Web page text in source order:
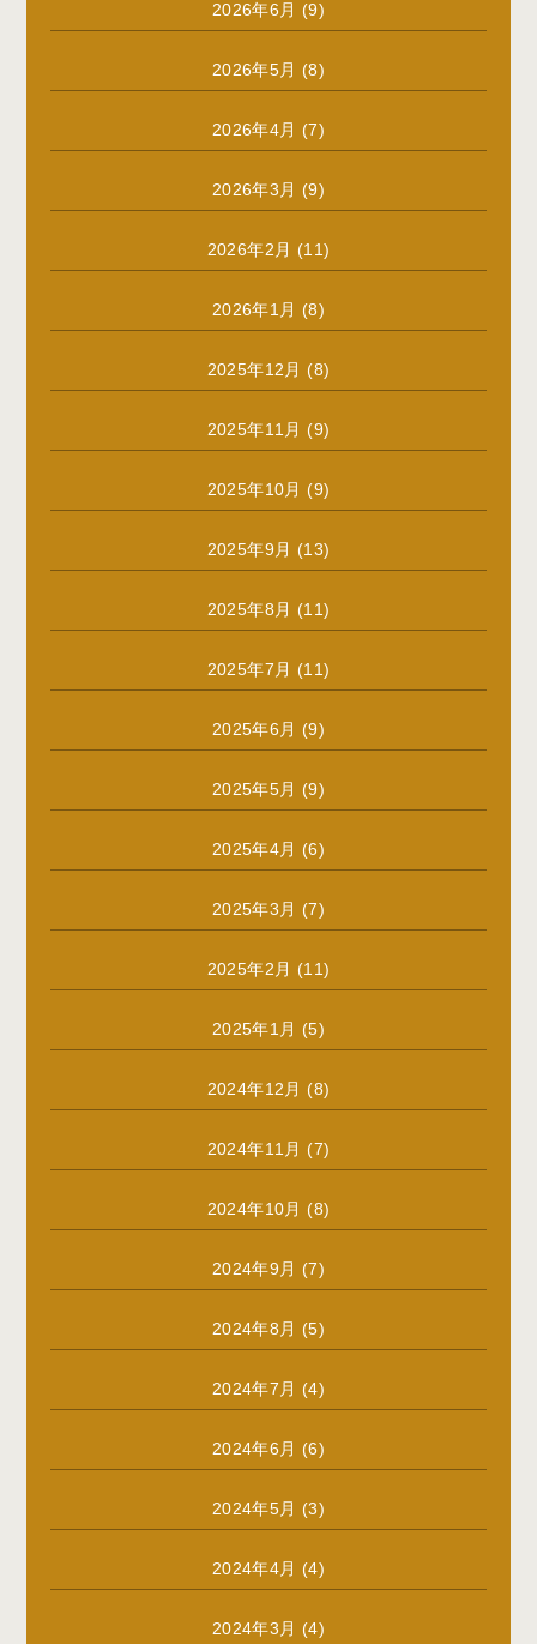
2026年6月 (9)
2026年5月 (8)
2026年4月 (7)
2026年3月 (9)
2026年2月 (11)
2026年1月 (8)
2025年12月 (8)
2025年11月 (9)
2025年10月 (9)
2025年9月 (13)
2025年8月 (11)
2025年7月 (11)
2025年6月 (9)
2025年5月 (9)
2025年4月 (6)
2025年3月 (7)
2025年2月 (11)
2025年1月 (5)
2024年12月 (8)
2024年11月 (7)
2024年10月 (8)
2024年9月 (7)
2024年8月 (5)
2024年7月 (4)
2024年6月 (6)
2024年5月 (3)
2024年4月 (4)
2024年3月 (4)